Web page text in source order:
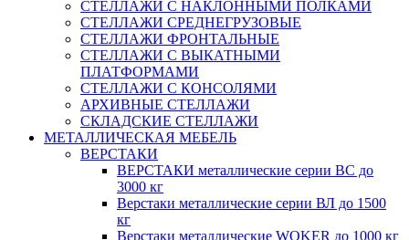
СТЕЛЛАЖИ С НАКЛОННЫМИ ПОЛКАМИ
СТЕЛЛАЖИ СРЕДНЕГРУЗОВЫЕ
СТЕЛЛАЖИ ФРОНТАЛЬНЫЕ
СТЕЛЛАЖИ С ВЫКАТНЫМИ
ПЛАТФОРМАМИ
СТЕЛЛАЖИ С КОНСОЛЯМИ
АРХИВНЫЕ СТЕЛЛАЖИ
СКЛАДСКИЕ СТЕЛЛАЖИ
МЕТАЛЛИЧЕСКАЯ МЕБЕЛЬ
ВЕРСТАКИ
ВЕРСТАКИ металлические серии ВС до
3000 кг
Верстаки металлические серии ВЛ до 1500
кг
Верстаки металлические WOKER до 1000 кг